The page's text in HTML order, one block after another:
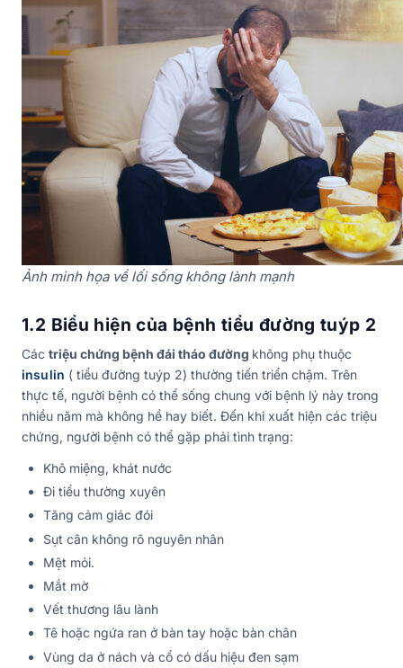
Ảnh minh họa về lối sống không lành mạnh
1.2 Biểu hiện của bệnh tiểu đường tuýp 2
Các triệu chứng bệnh đái tháo đường không phụ thuộc
insulin ( tiểu đường tuýp 2) thường tiến triển chậm. Trên
thực tế, người bệnh có thể sống chung với bệnh lý này trong
nhiều năm mà không hề hay biết. Đến khi xuất hiện các triệu
chứng, người bệnh có thể gặp phải tình trạng:
Khô miệng, khát nước
Đi tiểu thường xuyên
Tăng cảm giác đói
Sụt cân không rõ nguyên nhân
Mệt mỏi.
Mắt mờ
Vết thương lâu lành
Tê hoặc ngứa ran ở bàn tay hoặc bàn chân
Vùng da ở nách và cổ có dấu hiệu đen sạm